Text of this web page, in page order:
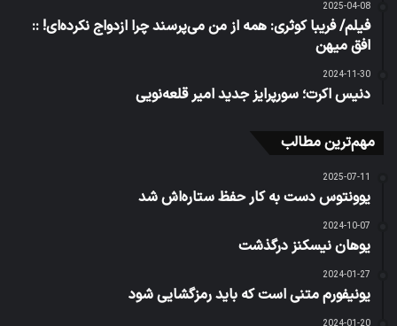
2025-04-08
فیلم/ فریبا کوثری: همه از من می‌پرسند چرا ازدواج نکرده‌ای! ::
افق میهن
2024-11-30
دنیس اکرت؛ سورپرایز جدید امیر قلعه‌نویی
مهم‌ترین مطالب
2025-07-11
یوونتوس دست به کار حفظ ستاره‌اش شد
2024-10-07
یوهان نیسکنز درگذشت
2024-01-27
یونیفورم متنی است که باید رمزگشایی شود